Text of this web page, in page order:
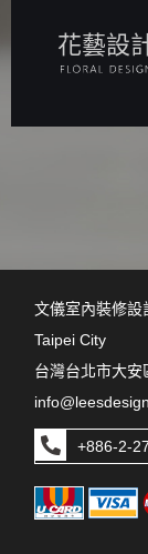
花藝設
文儀室內裝修設
Taipei City
台灣台北市大
+886-2-